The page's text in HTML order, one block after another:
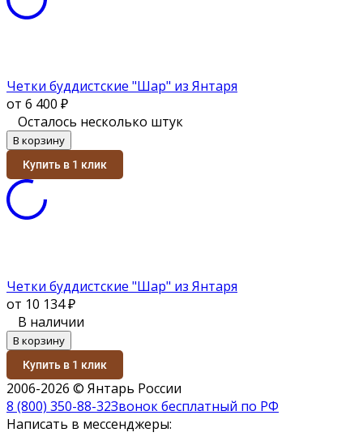
Четки буддистские "Шар" из Янтаря
от 6 400 ₽
Осталось несколько штук
В корзину
Купить в 1 клик
Четки буддистские "Шар" из Янтаря
от 10 134 ₽
В наличии
В корзину
Купить в 1 клик
2006-2026 © Янтарь России
8 (800) 350-88-32Звонок бесплатный по РФ
Написать в мессенджеры: